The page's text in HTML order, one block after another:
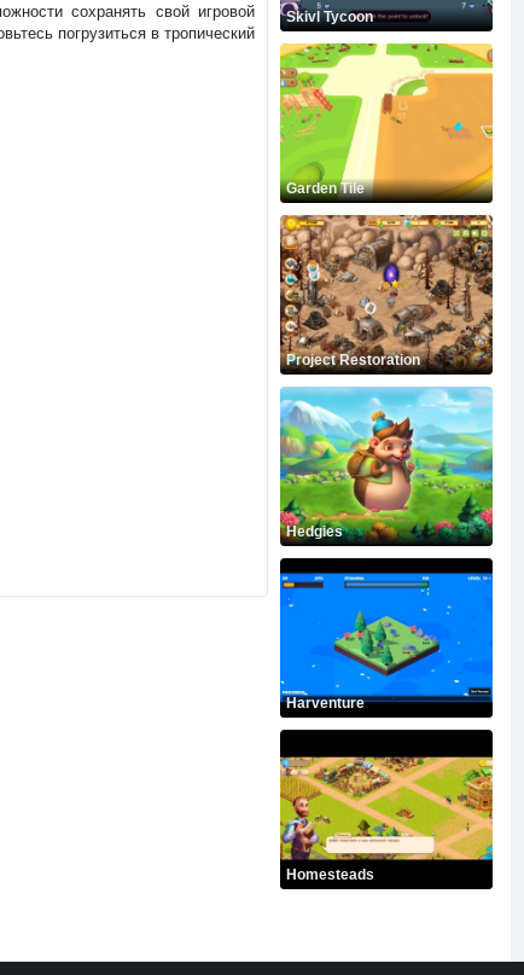
сохранять свой игровой
погрузиться в тропический
Skivl Tycoon
Garden Tile
Project Restoration
Hedgies
Harventure
Homesteads